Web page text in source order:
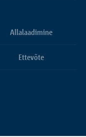
Allalaadimine
Ettevõte